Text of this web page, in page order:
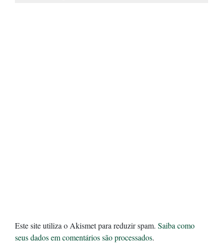
Este site utiliza o Akismet para reduzir spam. Saiba como
seus dados em comentários são processados.